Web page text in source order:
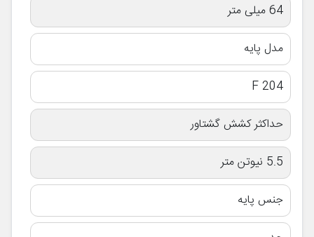
64 میلی متر
مدل پایه
F 204
حداکثر کشش گشتاور
5.5 نیوتن متر
جنس پایه